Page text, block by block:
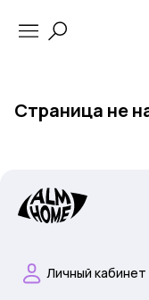
Страница не
Личный кабинет